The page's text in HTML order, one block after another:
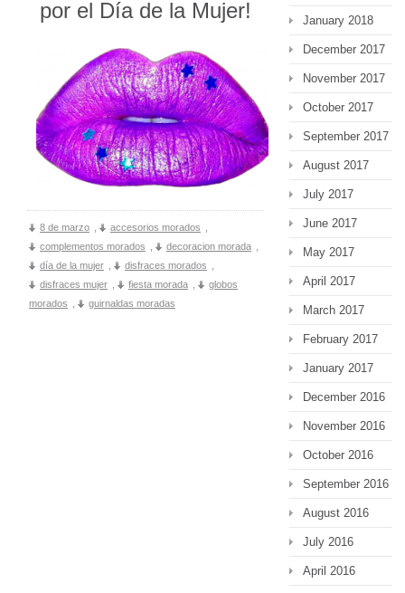
por el Día de la Mujer!
8 de marzo , accesorios morados ,
complementos morados , decoracion morada ,
día de la mujer , disfraces morados ,
disfraces mujer , fiesta morada ,
globos
morados , guirnaldas moradas
January 2018
December 2017
November 2017
October 2017
September 2017
August 2017
July 2017
June 2017
May 2017
April 2017
March 2017
February 2017
January 2017
December 2016
November 2016
October 2016
September 2016
August 2016
July 2016
April 2016